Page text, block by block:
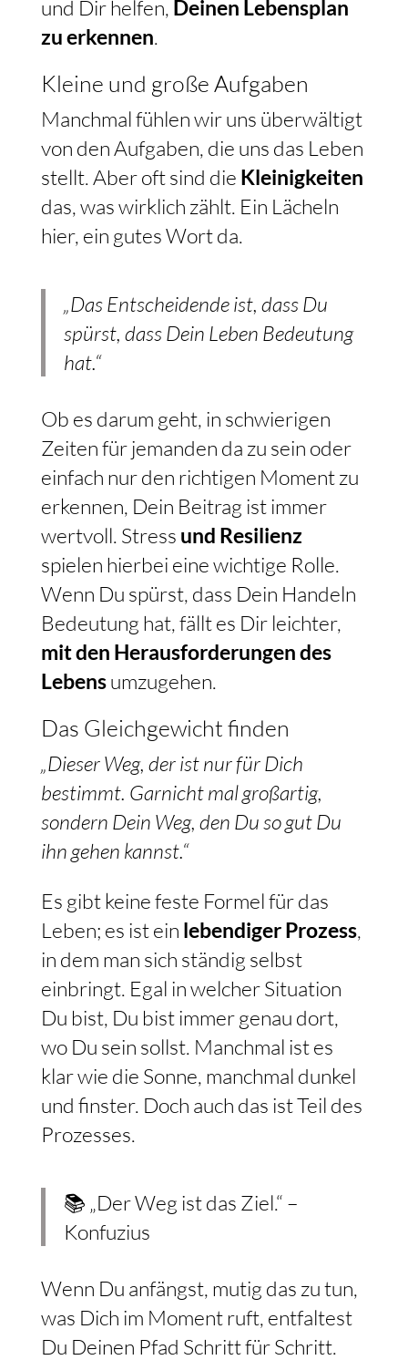
und Dir helfen, Deinen Lebensplan
zu erkennen.
Kleine und große Aufgaben
Manchmal fühlen wir uns überwältigt
von den Aufgaben, die uns das Leben
stellt. Aber oft sind die Kleinigkeiten
das, was wirklich zählt. Ein Lächeln
hier, ein gutes Wort da.
„Das Entscheidende ist, dass Du
spürst, dass Dein Leben Bedeutung
hat.“
Ob es darum geht, in schwierigen
Zeiten für jemanden da zu sein oder
einfach nur den richtigen Moment zu
erkennen, Dein Beitrag ist immer
wertvoll. Stress und Resilienz
spielen hierbei eine wichtige Rolle.
Wenn Du spürst, dass Dein Handeln
mit den Herausforderungen des
Lebensumzugehen.
Das Gleichgewicht finden
„Dieser Weg, der ist nur für Dich
bestimmt. Garnicht mal großartig,
sondern Dein Weg, den Du so gut Du
ihn gehen kannst.“
Es gibt keine feste Formel für das
Leben; es ist ein lebendiger Prozess,
in dem man sich ständig selbst
einbringt. Egal in welcher Situation
Du bist, Du bist immer genau dort,
wo Du sein sollst. Manchmal ist es
klar wie die Sonne, manchmal dunkel
und finster. Doch auch das ist Teil des
Prozesses.
📚 „Der Weg ist das Ziel.“ –
Konfuzius
Wenn Du anfängst, mutig das zu tun,
was Dich im Moment ruft, entfaltest
Du Deinen Pfad Schritt für Schritt.